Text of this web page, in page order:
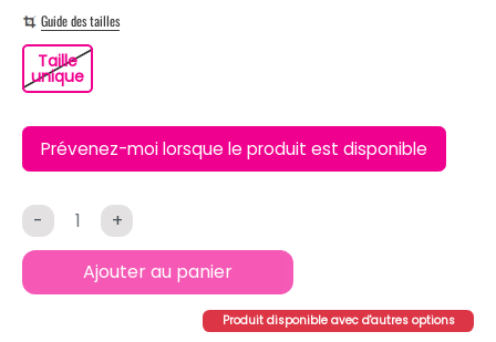
Guide des tailles
Taille
uniqueTaille unique
Prévenez-moi lorsque le produit est disponible
- +
Ajouter au panier
Produit disponible avec d'autres options